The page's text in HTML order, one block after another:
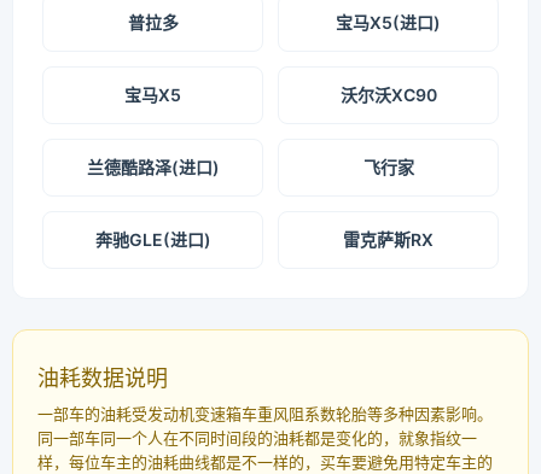
普拉多 宝马X5(进口)
宝马X5 沃尔沃XC90
兰德酷路泽(进口) 飞行家
奔驰GLE(进口) 雷克萨斯RX
油耗数据说明
一部车的油耗受发动机变速箱车重风阻系数轮胎等多种因素影响。
同一部车同一个人在不同时间段的油耗都是变化的，就象指纹一
样，每位车主的油耗曲线都是不一样的，买车要避免用特定车主的